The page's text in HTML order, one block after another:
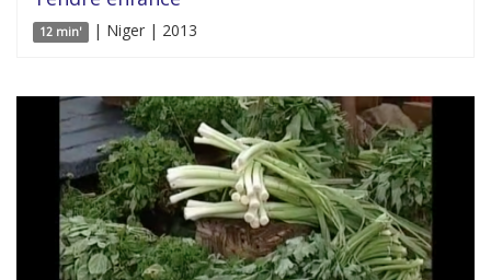
12 min' | Niger | 2013